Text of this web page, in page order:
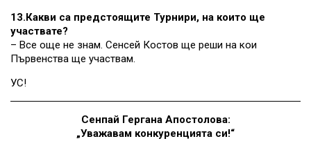
13.Какви са предстоящите Турнири, на които ще
участвате?
– Все още не знам. Сенсей Костов ще реши на кои
Първенства ще участвам.
УС!
Сенпай Гергана Апостолова:
„Уважавам конкуренцията си!“